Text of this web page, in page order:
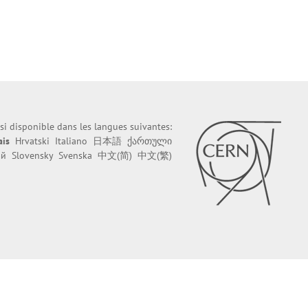
disponible dans les langues suivantes:
Hrvatski Italiano 日本語 ქართული
Slovensky Svenska 中文(简) 中文(繁)